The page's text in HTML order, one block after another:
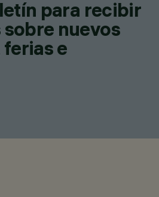
para recibir
nuevos
e